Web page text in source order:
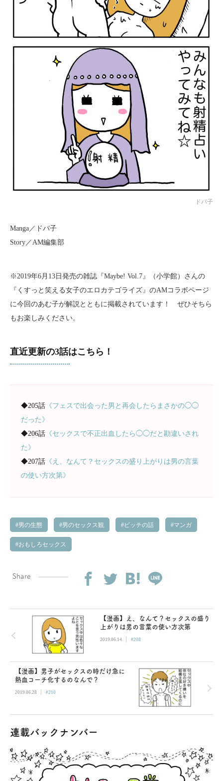
ドバ子
Manga／ドバ子
Story／AM編集部
※2019年6月13日発売の雑誌『Maybe! Vol.7』（小学館）さんの
『くすっと笑える女子のエロカテゴライズ』のAMコラボページ
に今回のあむ子が解説とともに掲載されています！ ぜひそちら
もお楽しみください。
直近更新の3話はこちら！
◆205話《フェスで出会った男と再会したらまさかの◯◯
だった》
◆206話《セックスで不正出血したら◯◯だと勘違いされ
た》
◆207話《え、なんて？セックスの盛り上がりは男の言葉
の使い方次第》
男の生態 男のセックス観 ビッチの話 マンガ
おもしろセックス
Share
【漫画】え、なんて？セックスの盛り
上がりは男の言葉の使い方次第
2019.06.14 | #208
【漫画】男子がセックスの時だけ急に
熱血コーチ化するのなんで？
2019.06.28 | #210
連載バックナンバー